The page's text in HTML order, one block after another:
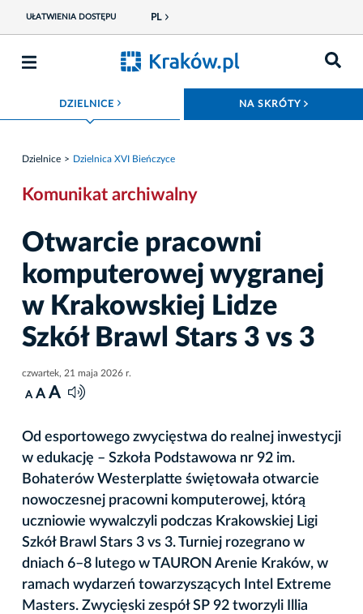
UŁATWIENIA DOSTĘPU PL
DZIELNICE ROZWIŃ MENU NA SKRÓTY
Dzielnice Dzielnica XVI Bieńczyce
Komunikat archiwalny
Otwarcie pracowni
komputerowej wygranej
w Krakowskiej Lidze
Szkół Brawl Stars 3 vs 3
czwartek, 21 maja 2026 r.
A A A
Od esportowego zwycięstwa do realnej inwestycji
w edukację – Szkoła Podstawowa nr 92 im.
Bohaterów Westerplatte świętowała otwarcie
nowoczesnej pracowni komputerowej, którą
uczniowie wywalczyli podczas Krakowskiej Ligi
Szkół Brawl Stars 3 vs 3. Turniej rozegrano w
dniach 6–8 lutego w TAURON Arenie Kraków, w
ramach wydarzeń towarzyszących Intel Extreme
Masters. Zwycięski zespół SP 92 tworzyli Illia